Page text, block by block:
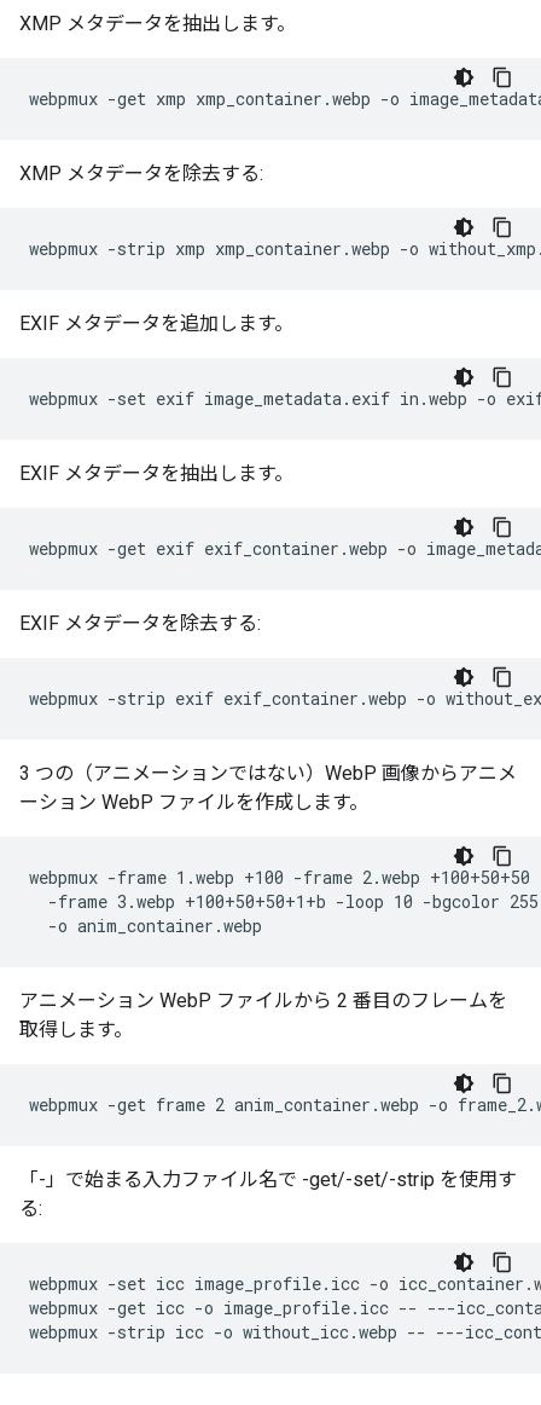
XMP メタデータを抽出します。
XMP メタデータを除去する:
EXIF メタデータを追加します。
EXIF メタデータを抽出します。
EXIF メタデータを除去する:
3 つの（アニメーションではない）WebP 画像からアニメ
ーション WebP ファイルを作成します。
webpmux -frame 1.webp +100 -frame 2.webp
-frame 3.webp +100+50+50+1+b -loop 10 -bgcolor
アニメーション WebP ファイルから 2 番目のフレームを
取得します。
「-」で始まる入力ファイル名で -get/-set/-strip を使用す
る:
webpmux -set icc image_profile.icc -o
webpmux -get icc -o image_profile.icc -- ---